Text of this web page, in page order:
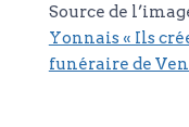
Source de
Yonnais « Ils
funéraire de